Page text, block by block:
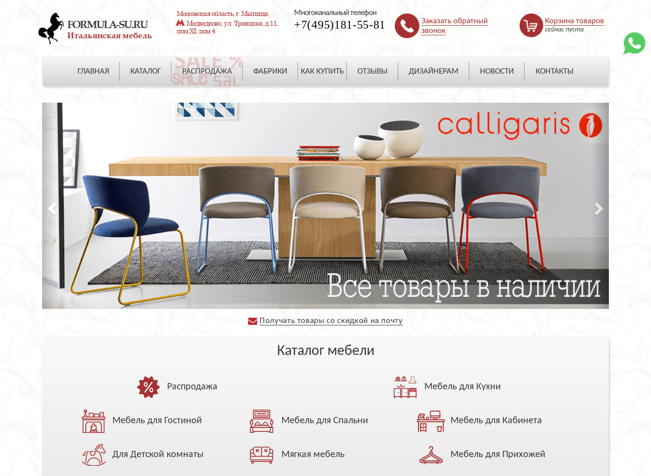
FORMULA-SU.RU
Итальянская мебель
Московская область, г. Мытищи,
Медведково, ул. Троицкая, д.11,
пом.XI, пом.4
Многоканальный телефон
+7(495)181-55-81
Заказать обратный
звонок
Корзина товаров
сейчас пуста
ГЛАВНАЯ КАТАЛОГ РАСПРОДАЖА ФАБРИКИ КАК КУПИТЬ ОТЗЫВЫ ДИЗАЙНЕРАМ НОВОСТИ КОНТАКТЫ
Previous
Получать товары со скидкой на почту
Каталог мебели
Распродажа Мебель для Кухни
Мебель для Гостиной Мебель для Спальни Мебель для Кабинета
Для Детской комнаты Мягкая мебель Мебель для Прихожей